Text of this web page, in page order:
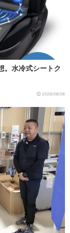
。水冷式シートク
2026/08/06